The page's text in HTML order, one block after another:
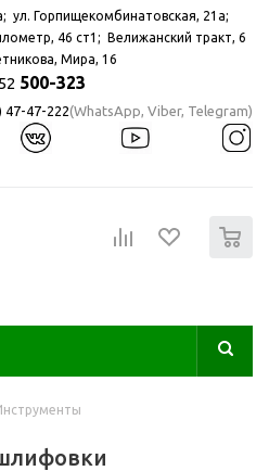
ул. Горпищекомбинатовская, 21а;
46 ст1; Велижанский тракт, 6
Мира, 16
500-323
47-47-222(WhatsApp, Viber, Telegram)